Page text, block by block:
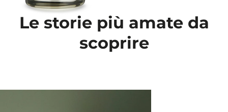
Le storie più amate da
scoprire